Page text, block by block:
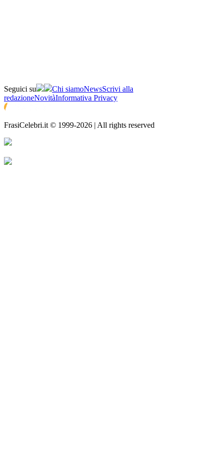
Seguici su Chi siamoNewsScrivi alla
redazioneNovitàInformativa Privacy
FrasiCelebri.it © 1999-2026 | All rights reserved